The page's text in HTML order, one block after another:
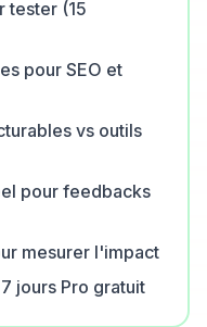
tester (15
pour SEO et
vs outils
pour feedbacks
mesurer l'impact
jours Pro gratuit